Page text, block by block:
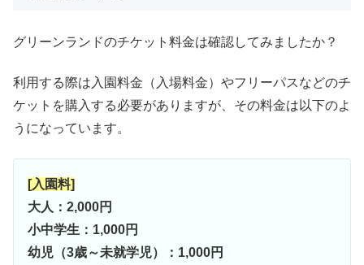
グリーンランドのチケット料金は確認してみましたか？
利用する際は入園料金（入場料金）やフリーパスなどのチ
ケットを購入する必要がありますが、その料金は以下のよ
うになっています。
[入園料]
大人：2,000円
小中学生：1,000円
幼児（3歳～未就学児）：1,000円